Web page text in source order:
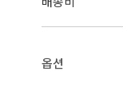
옵션